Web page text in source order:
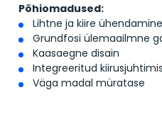
Põhiomadused:
Lihtne ja kiire ühendamine
Grundfosi ülemaailmne
Kaasaegne disain
Integreeritud
Väga madal müratase